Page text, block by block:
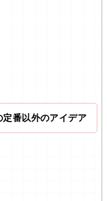
番以外のアイデア